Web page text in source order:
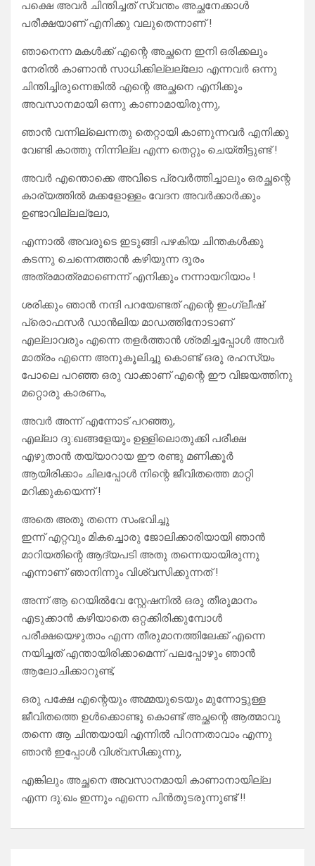
പക്ഷെ അവർ ചിന്തിച്ചത് സ്വന്തം അച്ഛനേക്കാൾ
പരീക്ഷയാണ് എനിക്കു വലുതെന്നാണ് !
ഞാനെന്ന മകൾക്ക് എന്റെ അച്ഛനെ ഇനി ഒരിക്കലും
നേരിൽ കാണാൻ സാധിക്കില്ലല്ലോ എന്നവർ ഒന്നു
ചിന്തിച്ചിരുന്നെങ്കിൽ എന്റെ അച്ഛനെ എനിക്കും
അവസാനമായി ഒന്നു കാണാമായിരുന്നു,
ഞാൻ വന്നില്ലെന്നതു തെറ്റായി കാണുന്നവർ എനിക്കു
വേണ്ടി കാത്തു നിന്നില്ല എന്ന തെറ്റും ചെയ്തിട്ടുണ്ട് !
അവർ എന്തൊക്കെ അവിടെ പ്രവർത്തിച്ചാലും ഒരച്ഛന്റെ
കാര്യത്തിൽ മക്കളോള്ളം വേദന അവർക്കാർക്കും
ഉണ്ടാവില്ലല്ലോ,
എന്നാൽ അവരുടെ ഇടുങ്ങി പഴകിയ ചിന്തകൾക്കു
കടന്നു ചെന്നെത്താൻ കഴിയുന്ന ദൂരം
അത്രമാത്രമാണെന്ന് എനിക്കും നന്നായറിയാം !
ശരിക്കും ഞാൻ നന്ദി പറയേണ്ടത് എന്റെ ഇംഗ്ലീഷ്
പ്രൊഫസർ ഡാൻലിയ മാഡത്തിനോടാണ്
എല്ലാവരും എന്നെ തളർത്താൻ ശ്രമിച്ചപ്പോൾ അവർ
മാത്രം എന്നെ അനുകൂലിച്ചു കൊണ്ട് ഒരു രഹസ്യം
പോലെ പറഞ്ഞ ഒരു വാക്കാണ് എന്റെ ഈ വിജയത്തിനു
മറ്റൊരു കാരണം,
അവർ അന്ന് എന്നോട് പറഞ്ഞു,
എല്ലാ ദു:ഖങ്ങളേയും ഉള്ളിലൊതുക്കി പരീക്ഷ
എഴുതാൻ തയ്യാറായ ഈ രണ്ടു മണിക്കൂർ
ആയിരിക്കാം ചിലപ്പോൾ നിന്റെ ജീവിതത്തെ മാറ്റി
മറിക്കുകയെന്ന് !
അതെ അതു തന്നെ സംഭവിച്ചു
ഇന്ന് എറ്റവും മികച്ചൊരു ജോലിക്കാരിയായി ഞാൻ
മാറിയതിന്റെ ആദ്യപടി അതു തന്നെയായിരുന്നു
എന്നാണ് ഞാനിന്നും വിശ്വസിക്കുന്നത് !
അന്ന് ആ റെയിൽവേ സ്റ്റേഷനിൽ ഒരു തീരുമാനം
എടുക്കാൻ കഴിയാതെ ഒറ്റക്കിരിക്കുമ്പോൾ
പരീക്ഷയെഴുതാം എന്ന തീരുമാനത്തിലേക്ക് എന്നെ
നയിച്ചത് എന്തായിരിക്കാമെന്ന് പലപ്പോഴും ഞാൻ
ആലോചിക്കാറുണ്ട്,
ഒരു പക്ഷേ എന്റെയും അമ്മയുടെയും മുന്നോട്ടുള്ള
ജീവിതത്തെ ഉൾക്കൊണ്ടു കൊണ്ട് അച്ഛന്റെ ആത്മാവു
തന്നെ ആ ചിന്തയായി എന്നിൽ പിറന്നതാവാം എന്നു
ഞാൻ ഇപ്പോൾ വിശ്വസിക്കുന്നു,
എങ്കിലും അച്ഛനെ അവസാനമായി കാണാനായില്ല
എന്ന ദു:ഖം ഇന്നും എന്നെ പിൻതുടരുന്നുണ്ട് !!